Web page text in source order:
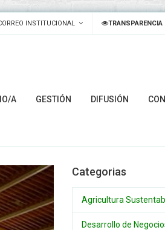
INSTITUCIONAL TRANSPARENCIA
A GESTIÓN DIFUSIÓN
Categorias
Agricultura
Desarrollo de